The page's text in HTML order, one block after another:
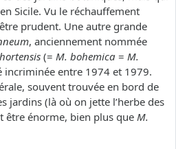
Sicile. Vu le réchauffement
prudent. Une autre grande
, anciennement nommée
(= M. bohemica = M.
incriminée entre 1974 et 1979.
souvent trouvée en bord de
jardins (là où on jette l’herbe des
être énorme, bien plus que M.